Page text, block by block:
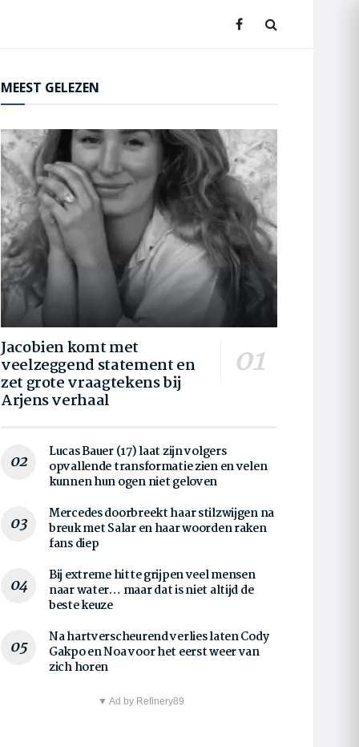
MEEST GELEZEN
Jacobien komt met
veelzeggend statement en
zet grote vraagtekens bij
Arjens verhaal
Lucas Bauer (17) laat zijn volgers
opvallende transformatie zien en velen
kunnen hun ogen niet geloven
Mercedes doorbreekt haar stilzwijgen na
breuk met Salar en haar woorden raken
fans diep
Bij extreme hitte grijpen veel mensen
naar water… maar dat is niet altijd de
beste keuze
Na hartverscheurend verlies laten Cody
Gakpo en Noa voor het eerst weer van
zich horen
▼ Ad by Refinery89